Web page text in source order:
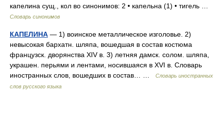
капелина сущ., кол во синонимов: 2 • капельна (1) • тигель …
Словарь синонимов
КАПЕЛИНА — 1) воинское металлическое изголовье. 2)
невысокая бархатн. шляпа, вошедшая в состав костюма
французск. дворянства XIV в. 3) летняя дамск. солом. шляпа,
украшен. перьями и лентами, носившаяся в XVI в. Словарь
иностранных слов, вошедших в состав… …
Словарь иностранных
слов русского языка